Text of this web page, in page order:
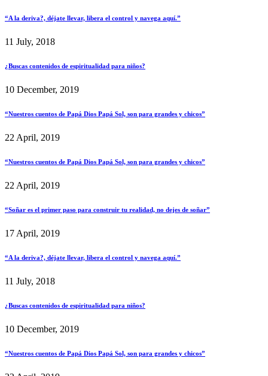
“A la deriva?, déjate llevar, libera el control y navega aquí.”
11 July, 2018
¿Buscas contenidos de espiritualidad para niños?
10 December, 2019
“Nuestros cuentos de Papá Dios Papá Sol, son para grandes y chicos”
22 April, 2019
“Nuestros cuentos de Papá Dios Papá Sol, son para grandes y chicos”
22 April, 2019
“Soñar es el primer paso para construir tu realidad, no dejes de soñar”
17 April, 2019
“A la deriva?, déjate llevar, libera el control y navega aquí.”
11 July, 2018
¿Buscas contenidos de espiritualidad para niños?
10 December, 2019
“Nuestros cuentos de Papá Dios Papá Sol, son para grandes y chicos”